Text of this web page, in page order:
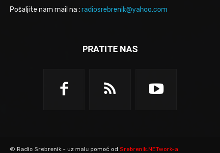
Pošaljite nam mail na : radiosrebrenik@yahoo.com
PRATITE NAS
© Radio Srebrenik - uz malu pomoć od Srebrenik.NETwork-a